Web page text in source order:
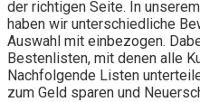
der richtigen Seite. In
haben wir unterschiedliche
Auswahl mit einbezogen.
Bestenlisten, mit denen alle
Nachfolgende Listen
zum Geld sparen und